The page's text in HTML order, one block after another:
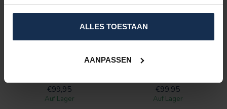
ALLES TOESTAAN
AANPASSEN
€99,95
Auf Lager
€99,95
Auf Lager